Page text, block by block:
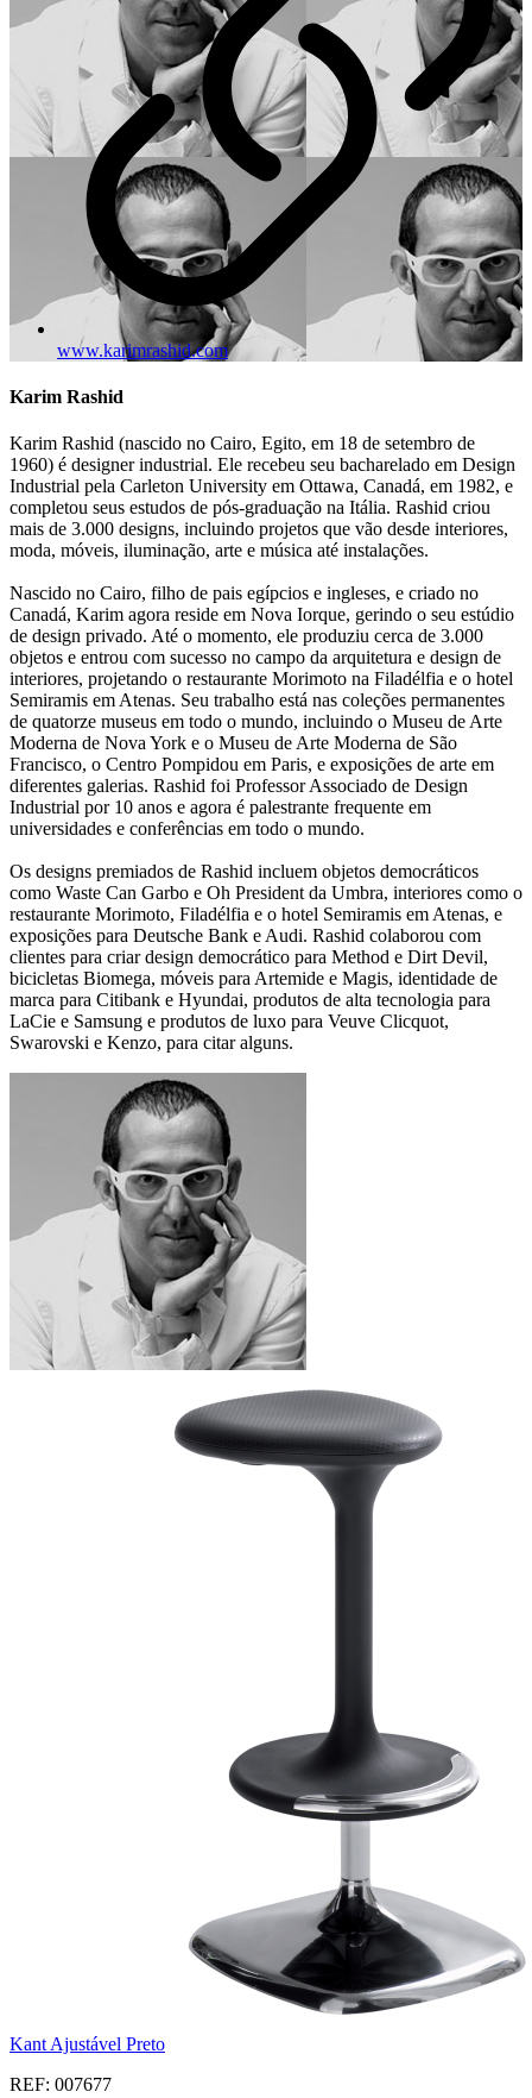
www.karimrashid.com
Karim Rashid
Karim Rashid (nascido no Cairo, Egito, em 18 de setembro de
1960) é designer industrial. Ele recebeu seu bacharelado em Design
Industrial pela Carleton University em Ottawa, Canadá, em 1982, e
completou seus estudos de pós-graduação na Itália. Rashid criou
mais de 3.000 designs, incluindo projetos que vão desde interiores,
moda, móveis, iluminação, arte e música até instalações.
Nascido no Cairo, filho de pais egípcios e ingleses, e criado no
Canadá, Karim agora reside em Nova Iorque, gerindo o seu estúdio
de design privado. Até o momento, ele produziu cerca de 3.000
objetos e entrou com sucesso no campo da arquitetura e design de
interiores, projetando o restaurante Morimoto na Filadélfia e o hotel
Semiramis em Atenas. Seu trabalho está nas coleções permanentes
de quatorze museus em todo o mundo, incluindo o Museu de Arte
Moderna de Nova York e o Museu de Arte Moderna de São
Francisco, o Centro Pompidou em Paris, e exposições de arte em
diferentes galerias. Rashid foi Professor Associado de Design
Industrial por 10 anos e agora é palestrante frequente em
universidades e conferências em todo o mundo.
Os designs premiados de Rashid incluem objetos democráticos
como Waste Can Garbo e Oh President da Umbra, interiores como o
restaurante Morimoto, Filadélfia e o hotel Semiramis em Atenas, e
exposições para Deutsche Bank e Audi. Rashid colaborou com
clientes para criar design democrático para Method e Dirt Devil,
bicicletas Biomega, móveis para Artemide e Magis, identidade de
marca para Citibank e Hyundai, produtos de alta tecnologia para
LaCie e Samsung e produtos de luxo para Veuve Clicquot,
Swarovski e Kenzo, para citar alguns.
Kant Ajustável Preto
REF: 007677